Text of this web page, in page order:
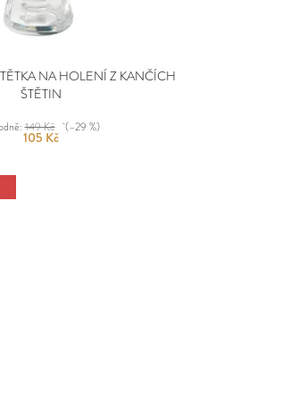
NA HOLENÍ Z KANČÍCH
ŠTĚTIN
149 Kč (–29 %)
105 Kč